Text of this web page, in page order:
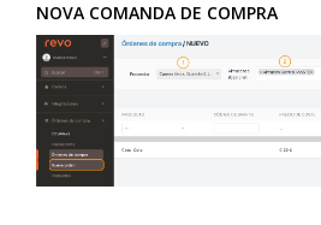
NOVA COMANDA DE COMPRA